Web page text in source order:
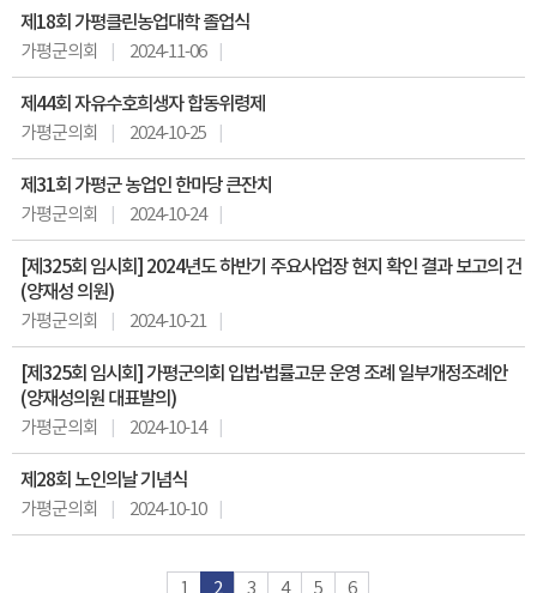
제18회 가평클린농업대학 졸업식
가평군의회 2024-11-06
제44회 자유수호희생자 합동위령제
가평군의회 2024-10-25
제31회 가평군 농업인 한마당 큰잔치
가평군의회 2024-10-24
[제325회 임시회] 2024년도 하반기 주요사업장 현지 확인 결과 보고의 건
(양재성 의원)
가평군의회 2024-10-21
[제325회 임시회] 가평군의회 입법·법률고문 운영 조례 일부개정조례안
(양재성의원 대표발의)
가평군의회 2024-10-14
제28회 노인의날 기념식
가평군의회 2024-10-10
1 2 3 4 5 6